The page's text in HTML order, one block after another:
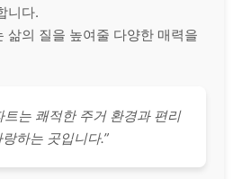
니다.
삶의 질을 높여줄 다양한 매력을
트는 쾌적한 주거 환경과 편리
하는 곳입니다.”